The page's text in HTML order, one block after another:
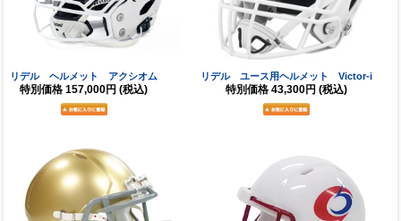
リデル ヘルメット アクシオム
特別価格 157,000円 (税込)
リデル ユース用ヘルメット Victor-i
特別価格 43,300円 (税込)